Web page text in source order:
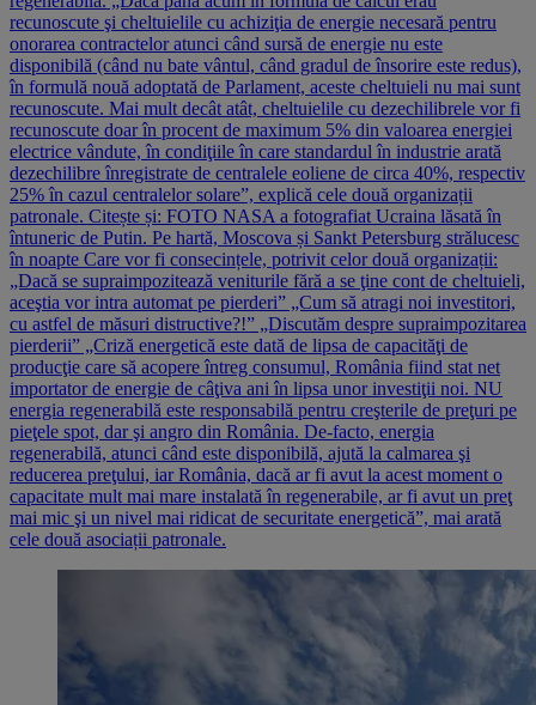
recunoscute şi cheltuielile cu achiziţia de energie necesară pentru
onorarea contractelor atunci când sursă de energie nu este
disponibilă (când nu bate vântul, când gradul de însorire este redus),
în formulă nouă adoptată de Parlament, aceste cheltuieli nu mai sunt
recunoscute. Mai mult decât atât, cheltuielile cu dezechilibrele vor fi
recunoscute doar în procent de maximum 5% din valoarea energiei
electrice vândute, în condiţiile în care standardul în industrie arată
dezechilibre înregistrate de centralele eoliene de circa 40%, respectiv
25% în cazul centralelor solare”, explică cele două organizații
patronale. Citește și: FOTO NASA a fotografiat Ucraina lăsată în
întuneric de Putin. Pe hartă, Moscova și Sankt Petersburg strălucesc
în noapte Care vor fi consecințele, potrivit celor două organizații:
„Dacă se supraimpozitează veniturile fără a se ţine cont de cheltuieli,
aceştia vor intra automat pe pierderi” „Cum să atragi noi investitori,
cu astfel de măsuri distructive?!” „Discutăm despre supraimpozitarea
pierderii” „Criză energetică este dată de lipsa de capacităţi de
producţie care să acopere întreg consumul, România fiind stat net
importator de energie de câţiva ani în lipsa unor investiţii noi. NU
energia regenerabilă este responsabilă pentru creşterile de preţuri pe
pieţele spot, dar şi angro din România. De-facto, energia
regenerabilă, atunci când este disponibilă, ajută la calmarea şi
reducerea preţului, iar România, dacă ar fi avut la acest moment o
capacitate mult mai mare instalată în regenerabile, ar fi avut un preţ
mai mic şi un nivel mai ridicat de securitate energetică”, mai arată
cele două asociații patronale.